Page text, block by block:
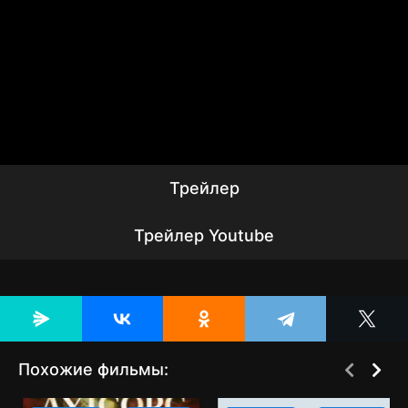
Трейлер
Трейлер Youtube
Похожие фильмы: